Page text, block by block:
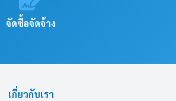
จัดซื้อจัดจ้าง
เกี่ยวกับเรา